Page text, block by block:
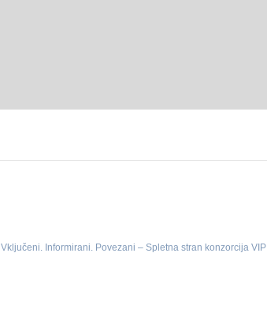
Vključeni. Informirani. Povezani – Spletna stran konzorcija VIP